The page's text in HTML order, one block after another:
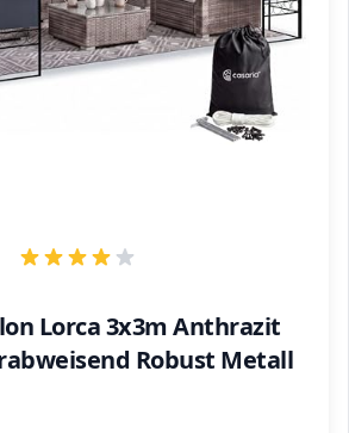
Lorca 3x3m Anthrazit
Robust Metall